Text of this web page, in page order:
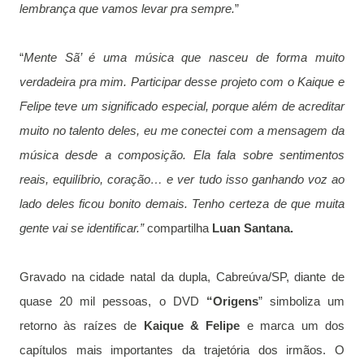
lembrança que vamos levar pra sempre.”
“Mente Sã’ é uma música que nasceu de forma muito
verdadeira pra mim. Participar desse projeto com o Kaique e
Felipe teve um significado especial, porque além de acreditar
muito no talento deles, eu me conectei com a mensagem da
música desde a composição. Ela fala sobre sentimentos
reais, equilíbrio, coração… e ver tudo isso ganhando voz ao
lado deles ficou bonito demais. Tenho certeza de que muita
gente vai se identificar.”compartilha Luan Santana.
Gravado na cidade natal da dupla, Cabreúva/SP, diante de
quase 20 mil pessoas, o DVD “Origens” simboliza um
retorno às raízes de Kaique & Felipe e marca um dos
capítulos mais importantes da trajetória dos irmãos. O